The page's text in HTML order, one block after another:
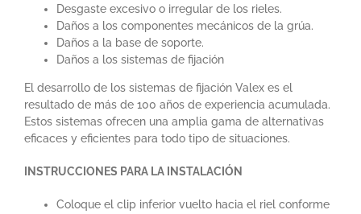
Desgaste excesivo o irregular de los rieles.
Daños a los componentes mecánicos de la grúa.
Daños a la base de soporte.
Daños a los sistemas de fijación
El desarrollo de los sistemas de fijación Valex es el
resultado de más de 100 años de experiencia acumulada.
Estos sistemas ofrecen una amplia gama de alternativas
eficaces y eficientes para todo tipo de situaciones.
INSTRUCCIONES PARA LA INSTALACIÓN
Coloque el clip inferior vuelto hacia el riel conforme